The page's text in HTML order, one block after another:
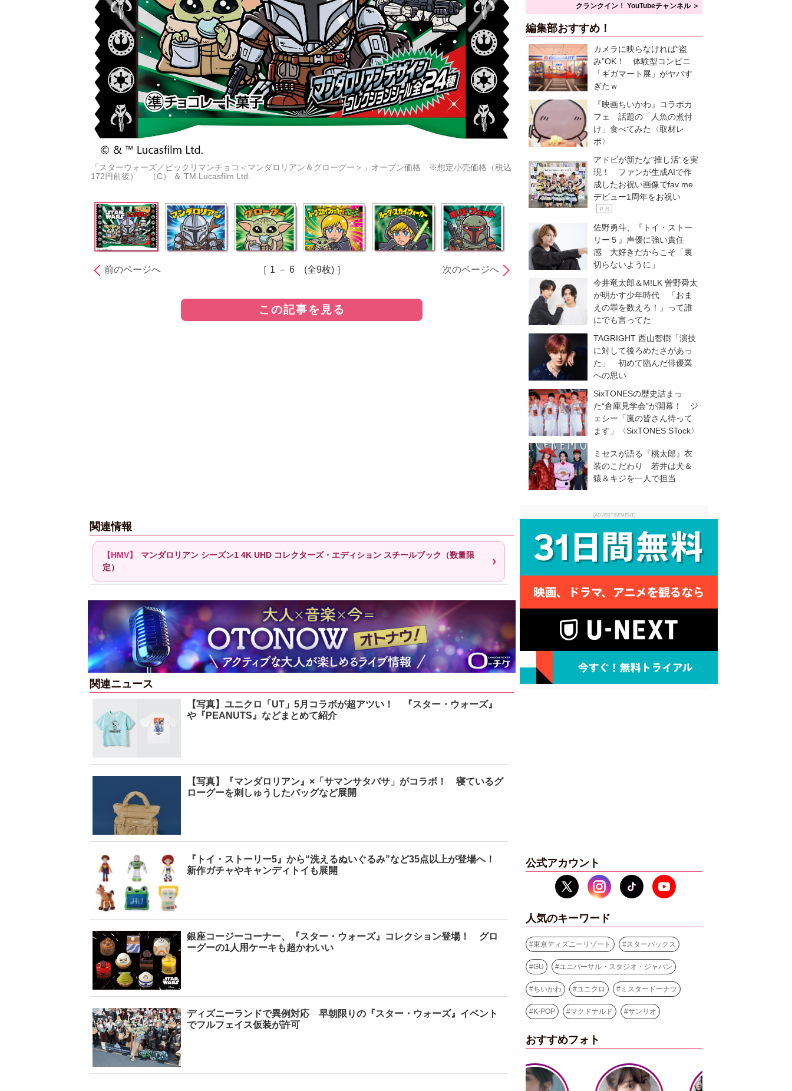
「スターウォーズ／ビックリマンチョコ＜マンダロリアン＆グローグー＞」オープン価格 ※想定小売価格（税込
172円前後） （C） ＆ TM Lucasfilm Ltd.
前のページへ ［ 1 － 6 (全9枚) ］ 次のページへ
この記事を見る
関連情報
マンダロリアン シーズン1 4K UHD コレクターズ・エディション スチールブック（数量限
定）
関連ニュース
【写真】ユニクロ「UT」5月コラボが超アツい！ 『スター・ウォーズ』
や『PEANUTS』などまとめて紹介
【写真】『マンダロリアン』×「サマンサタバサ」がコラボ！ 寝ているグ
ローグーを刺しゅうしたバッグなど展開
『トイ・ストーリー5』から“洗えるぬいぐるみ”など35点以上が登場へ！
新作ガチャやキャンディトイも展開
銀座コージーコーナー、『スター・ウォーズ』コレクション登場！ グロ
ーグーの1人用ケーキも超かわいい
ディズニーランドで異例対応 早朝限りの『スター・ウォーズ』イベント
でフルフェイス仮装が許可
クランクイン！ YouTubeチャンネル ＞
編集部おすすめ！
カメラに映らなければ“盗
み”OK！ 体験型コンビニ
「ギガマート展」がヤバす
ぎたｗ
『映画ちいかわ』コラボカ
フェ 話題の「人魚の煮付
け」食べてみた〈取材レ
ポ〉
アドビが新たな“推し活”を実
現！ ファンが生成AIで作
成したお祝い画像でfav me
デビュー1周年をお祝い
P R
佐野勇斗、『トイ・ストー
リー５』声優に強い責任
感 大好きだからこそ「裏
切らないように」
今井竜太郎＆M!LK 曽野舜太
が明かす少年時代 「おま
えの罪を数えろ！」って誰
にでも言ってた
TAGRIGHT 西山智樹「演技
に対して後ろめたさがあっ
た」 初めて臨んだ俳優業
への思い
SixTONESの歴史詰まっ
た“倉庫見学会”が開幕！ ジ
ェシー「嵐の皆さん待って
ます」〈SixTONES STock〉
ミセスが語る『桃太郎』衣
装のこだわり 若井は犬＆
猿＆キジを一人で担当
[ADVERTISEMENT]
公式アカウント
人気のキーワード
#東京ディズニーリゾート #スターバックス
#GU #ユニバーサル・スタジオ・ジャパン
#ちいかわ #ユニクロ # ミスタードーナツ
#K-POP #マクドナルド #サンリオ
おすすめフォト